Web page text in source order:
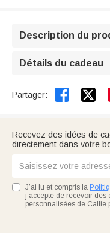
Description du
Détails du cadeau
Partager: 
Recevez des idées de
directement dans votre
J’ai lu et compris la
j’accepte de recevoir
personnalisées de Callie